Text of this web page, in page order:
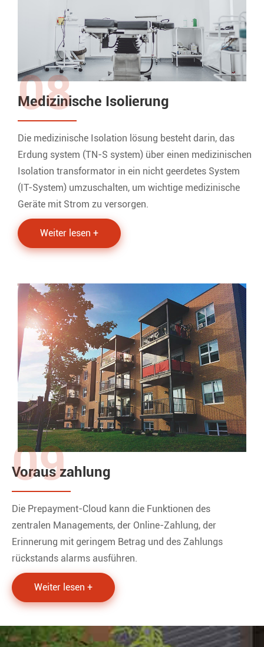
Medizinische Isolierung
08
Die medizinische Isolation lösung besteht darin, das
Erdung system (TN-S system) über einen medizinischen
Isolation transformator in ein nicht geerdetes System
(IT-System) umzuschalten, um wichtige medizinische
Geräte mit Strom zu versorgen.
Weiter lesen +
Voraus zahlung
09
Die Prepayment-Cloud kann die Funktionen des
zentralen Managements, der Online-Zahlung, der
Erinnerung mit geringem Betrag und des Zahlungs
rückstands alarms ausführen.
Weiter lesen +